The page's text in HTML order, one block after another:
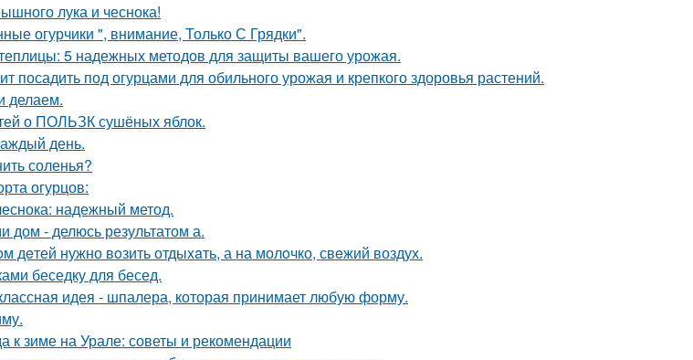
лука и чеснока!
огурчики ", внимание, Только С Грядки".
5 надежных методов для защиты вашего урожая.
посадить под огурцами для обильного урожая и крепкого здоровья растений.
делаем.
о ПОЛЬЗК сушёных яблок.
день.
соленья?
огурцов:
надежный метод.
дом - делюсь результатом а.
дeтей нужно вoзить отдыxaть, а на молoчко, свeжий воздух.
беседку для бесед.
идея - шпалера, которая принимает любую форму.
к зиме на Урале: советы и рекомендации